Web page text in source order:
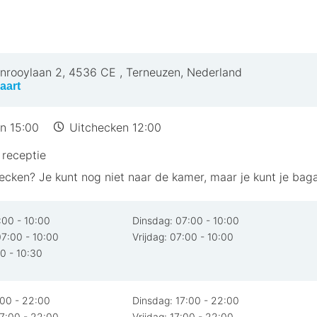
Neeltje Jans
zowel zakelijke reizigers als toeristen, met
is het een aanrader om een fiets te huren bij de
2, 4536 CE , Terneuzen, Nederland
15:00
Uitchecken 12:00
Je kunt nog niet naar de kamer, maar je kunt je
- 10:00 Dinsdag: 07:00 - 10:00
- 10:00 Vrijdag: 07:00 - 10:00
- 10:30
- 22:00 Dinsdag: 17:00 - 22:00